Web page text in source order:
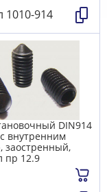
1010-914
DIN914
внутренним
заостренный,
пр 12.9